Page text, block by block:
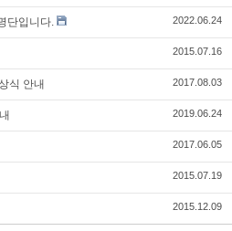
단입니다. 2022.06.24
2015.07.16
식 안내 2017.08.03
2019.06.24
2017.06.05
2015.07.19
2015.12.09